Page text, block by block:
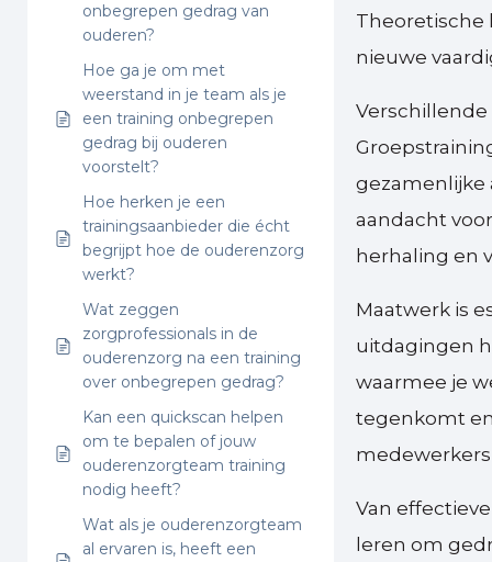
onbegrepen gedrag van
ouderen?
Hoe ga je om met
weerstand in je team als je
een training onbegrepen
gedrag bij ouderen
voorstelt?
Hoe herken je een
trainingsaanbieder die écht
begrijpt hoe de ouderenzorg
werkt?
Wat zeggen
zorgprofessionals in de
ouderenzorg na een training
over onbegrepen gedrag?
Kan een quickscan helpen
om te bepalen of jouw
ouderenzorgteam training
nodig heeft?
Wat als je ouderenzorgteam
al ervaren is, heeft een
Theoretische
nieuwe
gezamenlijke
aandacht
herhaling en
Maatwerk is
uitdagingen
waarmee je
tegenkomt
Van
leren om